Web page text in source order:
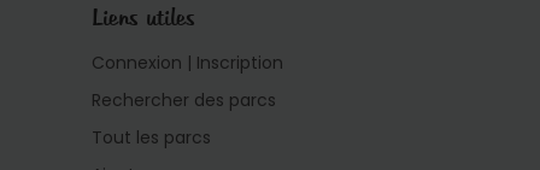
Liens utiles
Connexion | Inscription
Rechercher des parcs
Tout les parcs